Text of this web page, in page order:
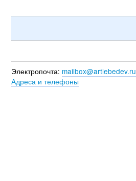
Электропочта: mailbox@artlebedev.ru
Адреса и телефоны